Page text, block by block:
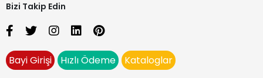
Bizi Takip Edin
Bayi Girişi Hızlı Ödeme Kataloglar